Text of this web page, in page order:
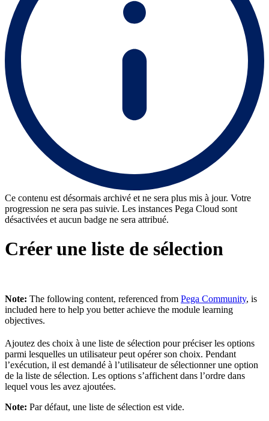
Ce contenu est désormais archivé et ne sera plus mis à jour. Votre
progression ne sera pas suivie. Les instances Pega Cloud sont
désactivées et aucun badge ne sera attribué.
Créer une liste de sélection
Note: The following content, referenced from Pega Community, is
included here to help you better achieve the module learning
objectives.
Ajoutez des choix à une liste de sélection pour préciser les options
parmi lesquelles un utilisateur peut opérer son choix. Pendant
l’exécution, il est demandé à l’utilisateur de sélectionner une option
de la liste de sélection. Les options s’affichent dans l’ordre dans
lequel vous les avez ajoutées.
Note: Par défaut, une liste de sélection est vide.